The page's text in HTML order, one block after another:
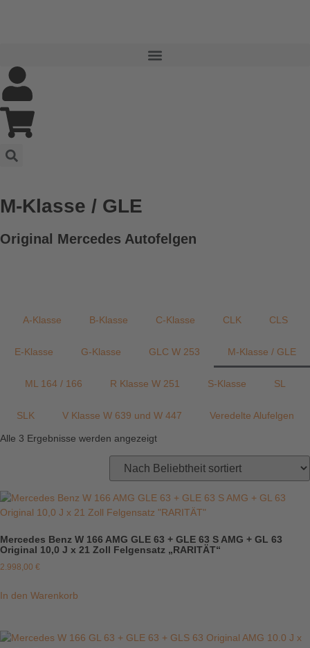
M-Klasse / GLE
Original Mercedes Autofelgen
A-Klasse B-Klasse C-Klasse CLK CLS
E-Klasse G-Klasse GLC W 253 M-Klasse / GLE
ML 164 / 166 R Klasse W 251 S-Klasse SL
SLK V Klasse W 639 und W 447 Veredelte Alufelgen
Alle 3 Ergebnisse werden angezeigt
Mercedes Benz W 166 AMG GLE 63 + GLE 63 S AMG + GL 63
Original 10,0 J x 21 Zoll Felgensatz „RARITÄT“
2.998,00 €
In den Warenkorb